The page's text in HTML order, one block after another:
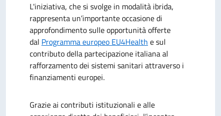
L'iniziativa, che si svolge in modalità ibrida,
rappresenta un’importante occasione di
approfondimento sulle opportunità offerte
dal Programma europeo EU4Health e sul
contributo della partecipazione italiana al
rafforzamento dei sistemi sanitari attraverso i
finanziamenti europei.
Grazie ai contributi istituzionali e alle